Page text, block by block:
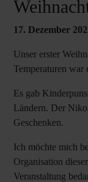
17. Dezember
Unser erster
Temperaturen
Es gab
Ländern. Der
Geschenken.
Ich möchte mich
Organisation
Veranstaltung